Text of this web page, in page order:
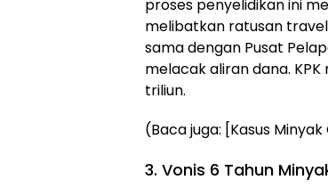
proses penyelidikan ini
melibatkan ratusan
sama dengan Pusat
melacak aliran dana.
triliun.
(Baca juga: [Kasus
3. Vonis 6 Tahun